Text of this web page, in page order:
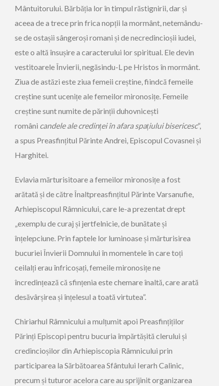
Mântuitorului. Bărbăția lor în timpul răstignirii, dar și
aceea de a trece prin frica nopții la mormânt, netemându-
se de ostașii sângeroși romani și de necredincioșii iudei,
este o altă însușire a caracterului lor spiritual. Ele devin
vestitoarele Învierii, negăsindu-L pe Hristos în mormânt.
Ziua de astăzi este ziua femeii creștine, fiindcă femeile
creștine sunt ucenițe ale femeilor mironosițe. Femeile
creștine sunt numite de părinții duhovnicești
români candele ale credinței în afara spațiului bisericesc”,
a spus Preasfințitul Părinte Andrei, Episcopul Covasnei și
Harghitei.
Evlavia mărturisitoare a femeilor mironosițe a fost
arătată și de către Înaltpreasfințitul Părinte Varsanufie,
Arhiepiscopul Râmnicului, care le-a prezentat drept
„exemplu de curaj și jertfelnicie, de bunătate și
înțelepciune. Prin faptele lor luminoase și mărturisirea
bucuriei Învierii Domnului în momentele în care toți
ceilalți erau înfricoșați, femeile mironosițe ne
încredințează că sfințenia este chemare înaltă, care arată
desăvârșirea și înțelesul a toată virtutea”.
Chiriarhul Râmnicului a mulțumit apoi Preasfințiților
Părinți Episcopi pentru bucuria împărtășită clerului și
credincioșilor din Arhiepiscopia Râmnicului prin
participarea la Sărbătoarea Sfântului Ierarh Calinic,
precum și tuturor acelora care au sprijinit organizarea